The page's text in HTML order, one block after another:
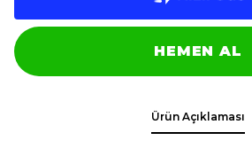
HEMEN AL
Ürün Açıklaması